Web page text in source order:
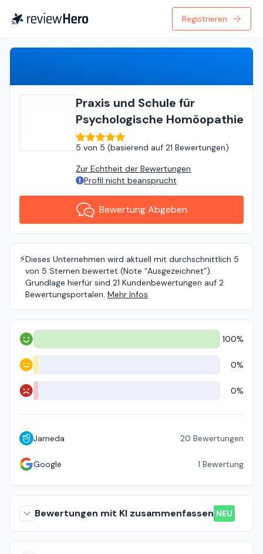
Registrieren
Praxis und Schule für
Psychologische Homöopathie
5 von 5 (basierend auf 21 Bewertungen)
Zur Echtheit der Bewertungen
Profil nicht beansprucht
Bewertung Abgeben
⚡️Dieses Unternehmen wird aktuell mit durchschnittlich 5
von 5 Sternen bewertet (Note “Ausgezeichnet”).
Grundlage hierfür sind 21 Kundenbewertungen auf 2
Bewertungsportalen. Mehr Infos
Positiv 100%
Neutral 0%
Negativ 0%
Jameda 20 Bewertungen
Google 1 Bewertung
Bewertungen mit KI zusammenfassen NEU